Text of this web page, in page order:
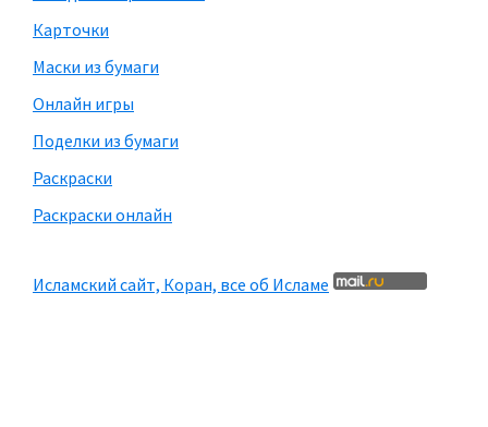
Карточки
Маски из бумаги
Онлайн игры
Поделки из бумаги
Раскраски
Раскраски онлайн
Исламский сайт, Коран, все об Исламе